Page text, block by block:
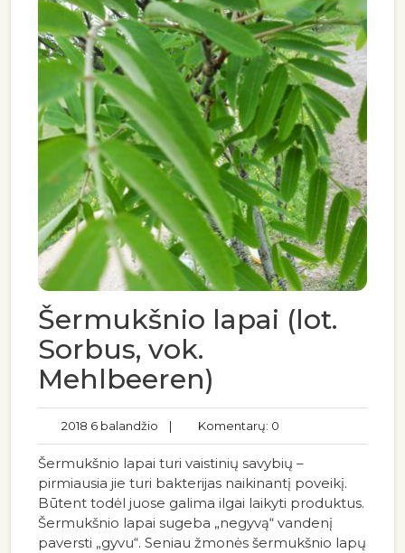
Šermukšnio lapai (lot.
Sorbus, vok.
Mehlbeeren)
2018 6 balandžio | Komentarų: 0
Šermukšnio lapai turi vaistinių savybių –
pirmiausia jie turi bakterijas naikinantį poveikį.
Būtent todėl juose galima ilgai laikyti produktus.
Šermukšnio lapai sugeba „negyvą“ vandenį
paversti „gyvu“. Seniau žmonės šermukšnio lapų